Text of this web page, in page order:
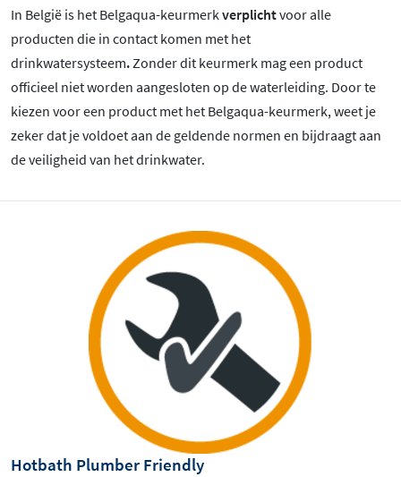
In België is het Belgaqua-keurmerkverplichtvoor alle
producten die in contact komen met het
drinkwatersysteem. Zonder dit keurmerk mag een product
officieel niet worden aangesloten op de waterleiding. Door te
kiezen voor een product met het Belgaqua-keurmerk, weet je
zeker dat je voldoet aan de geldende normen en bijdraagt aan
de veiligheid van het drinkwater.
Hotbath Plumber Friendly